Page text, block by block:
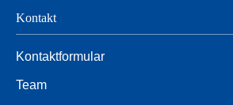
Kontakt
Kontaktformular
Team